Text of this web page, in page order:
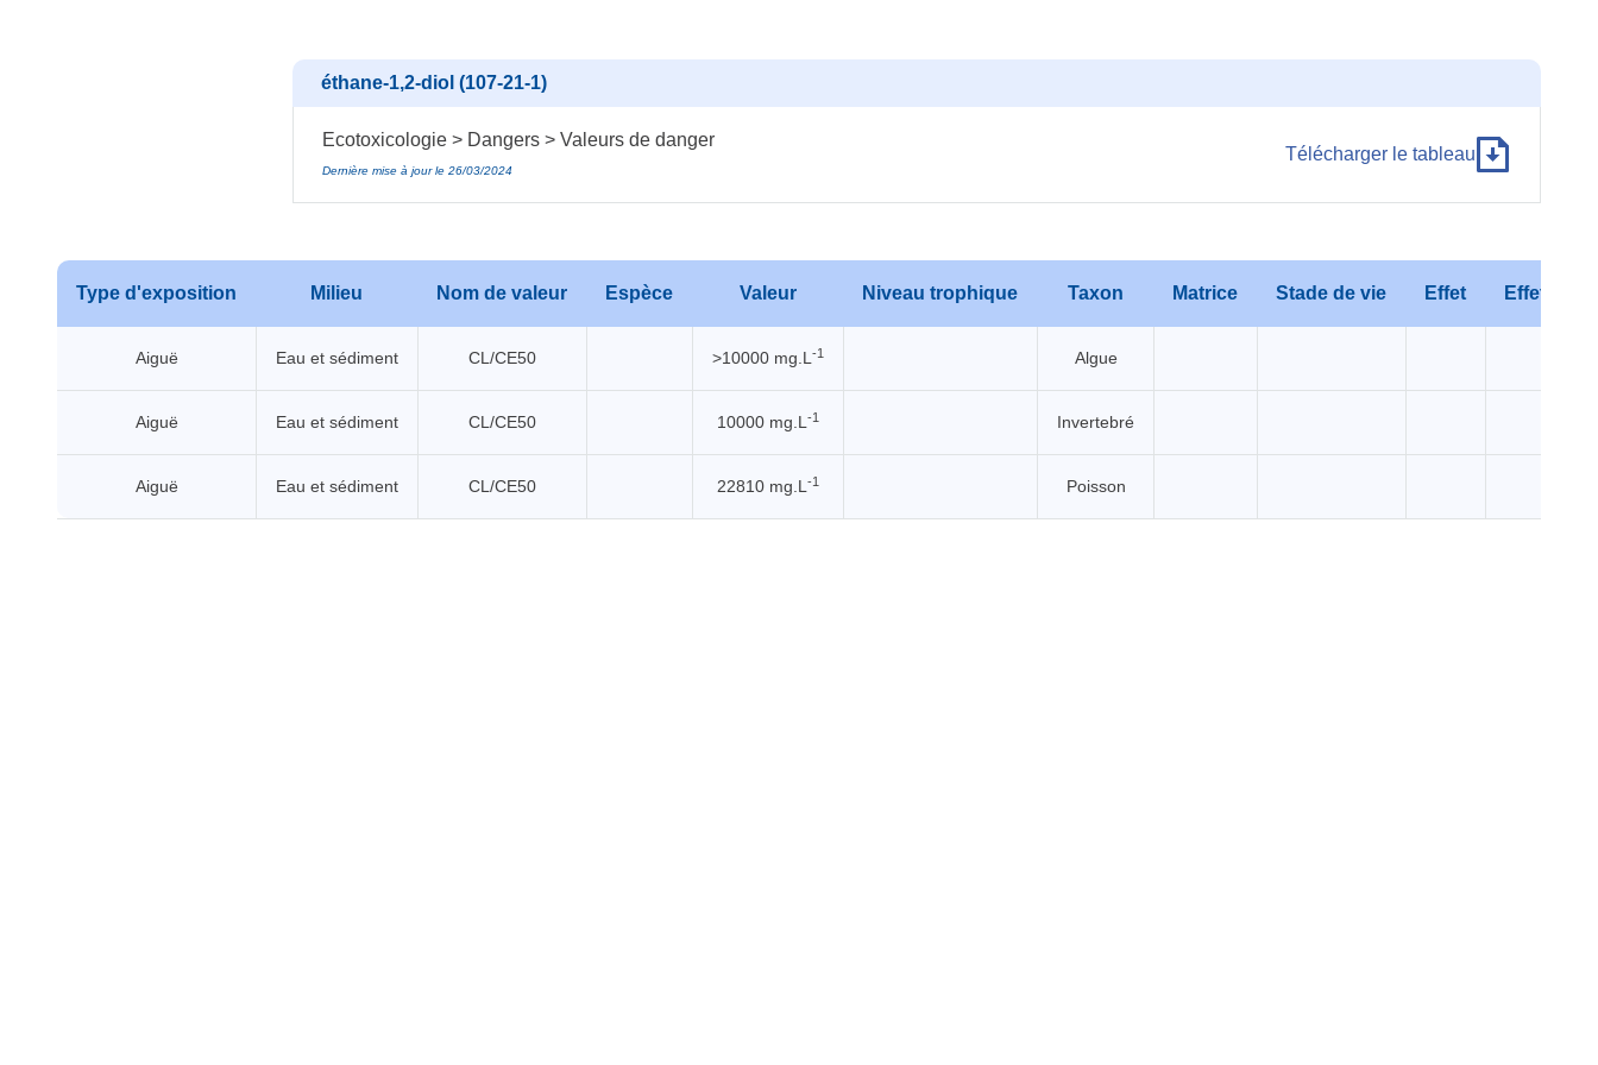
éthane-1,2-diol (107-21-1)
Ecotoxicologie > Dangers > Valeurs de danger
Dernière mise à jour le 26/03/2024
Télécharger le tableau
Type d'exposition Milieu Nom de valeur Espèce Valeur Niveau trophique Taxon Matrice Stade de vie Effet Effet
Aiguë Eau et sédiment CL/CE50 >10000 mg.L -1 Algue
Aiguë Eau et sédiment CL/CE50 10000 mg.L -1 Invertebré
Aiguë Eau et sédiment CL/CE50 22810 mg.L -1 Poisson